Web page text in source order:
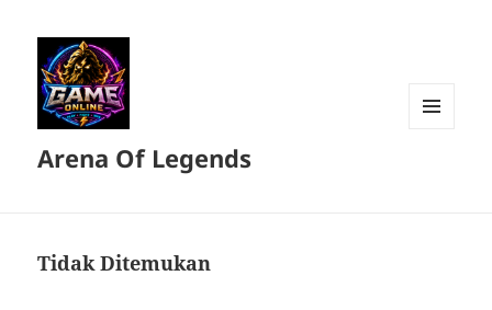
Arena Of Legends
Tidak Ditemukan